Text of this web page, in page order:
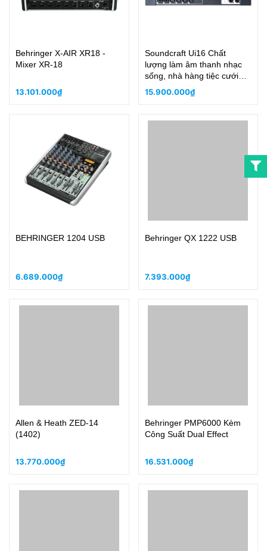
Behringer X-AIR XR18 -
Mixer XR-18
13.101.000₫
Soundcraft Ui16 Chất
lượng làm âm thanh nhạc
sống, nhà hàng tiệc cưới
cực đỉnh
15.900.000₫
BEHRINGER 1204 USB
6.689.000₫
Behringer QX 1222 USB
7.393.000₫
Allen & Heath ZED-14
(1402)
13.770.000₫
Behringer PMP6000 Kèm
Công Suất Dual Effect
16.531.000₫